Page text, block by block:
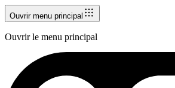
Ouvrir menu principal
Ouvrir le menu principal